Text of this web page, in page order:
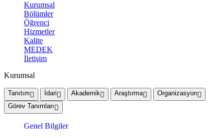
Kurumsal
Bölümler
Öğrenci
Hizmetler
Kalite
MEDEK
İletişim
Kurumsal
Tanıtım İdari Akademik Araştırma
Organizasyon
Görev Tanımları
Genel Bilgiler